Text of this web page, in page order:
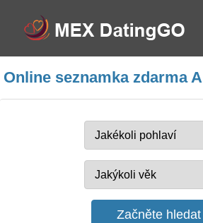
Online seznamka zdarma